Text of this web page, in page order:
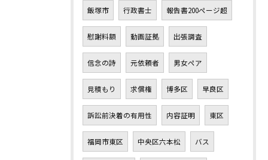
飯塚市 行政書士 報告書200ページ超
慰謝料額 動画証拠 出張調査
信念の詩 元依頼者 男女ペア
見積もり 求償権 博多区 早良区
訴訟前決着の有用性 内容証明 東区
福岡市東区 中央区六本松 バス